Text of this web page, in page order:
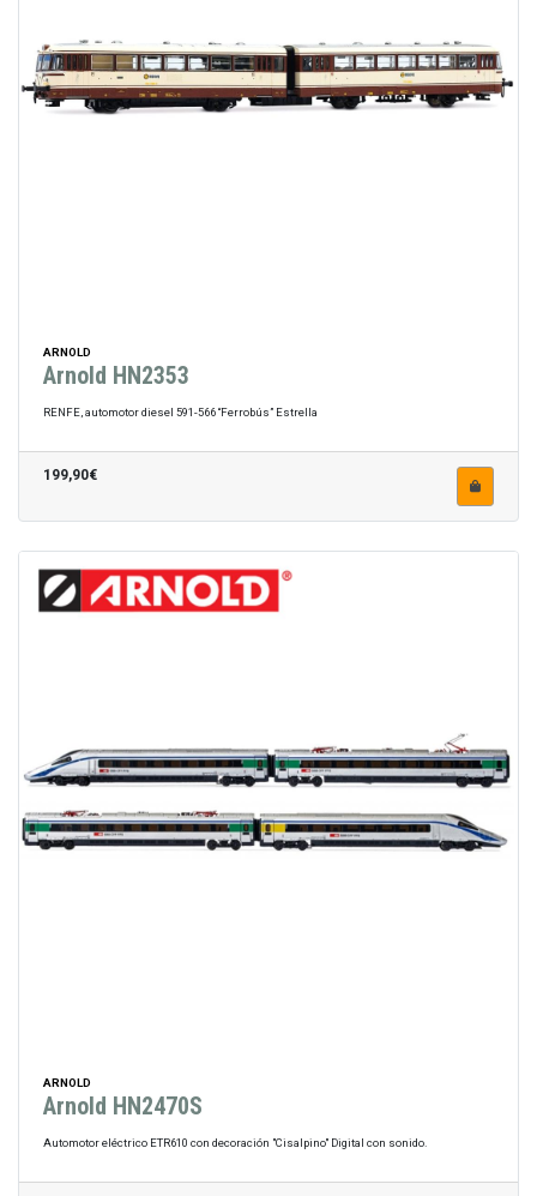
ARNOLD
Arnold HN2353
RENFE, automotor diesel 591-566 “Ferrobús” Estrella
199,90€
ARNOLD
Arnold HN2470S
Automotor eléctrico ETR610 con decoración "Cisalpino" Digital con sonido.